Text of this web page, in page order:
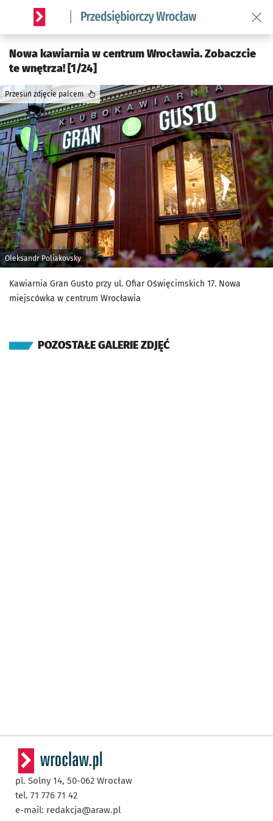
Serwis informacyjny wroclaw.pl podserwis: Strategia
Nowa kawiarnia w centrum Wrocławia. Zobaczcie
te wnętrza! [1/24]
Oleksandr Poliakovsky
Przesuń zdjęcie palcem
Kawiarnia Gran Gusto przy ul. Ofiar Oświęcimskich 17. Nowa
miejscówka w centrum Wrocławia
POZOSTAŁE GALERIE ZDJĘĆ
pl. Solny 14, 50-062 Wrocław
tel. 71 776 71 42
e-mail: redakcja@araw.pl